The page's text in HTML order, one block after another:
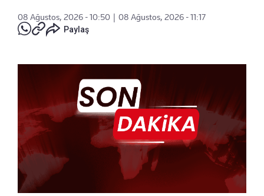
08 Ağustos, 2026 - 10:50
08 Ağustos, 2026 - 11:17
Paylaş